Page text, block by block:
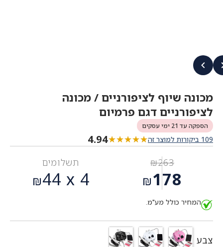
מכונה שיוף לציפורניים / מכונה
לציפורניים דגם פרמיום
הספקה עד 21 ימי עסקים
109 ביקורות למוצר זה ★★★★★
★★★★★
4.94
₪263
המחיר
המקורי
היה:
₪178
הנוכחי
הוא:
₪178.
תשלומים
4 x
₪44
המחיר כולל מע"מ.
צבע